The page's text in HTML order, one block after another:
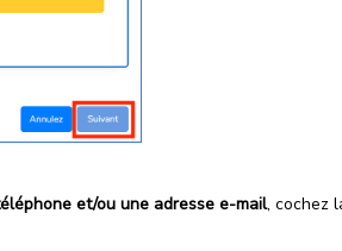
et/ou une adresse e-mail, cochez